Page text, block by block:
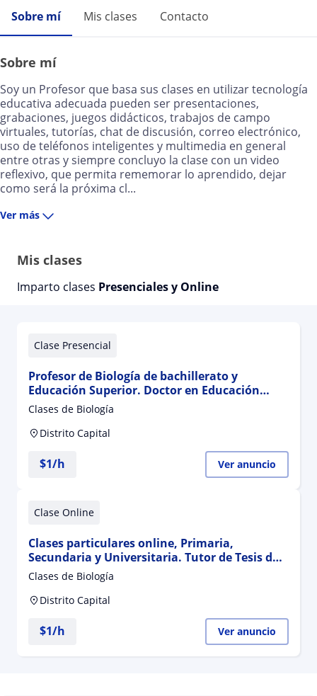
Sobre mí Mis clases Contacto
Sobre mí
Soy un Profesor que basa sus clases en utilizar tecnología
educativa adecuada pueden ser presentaciones,
grabaciones, juegos didácticos, trabajos de campo
virtuales, tutorías, chat de discusión, correo electrónico,
uso de teléfonos inteligentes y multimedia en general
entre otras y siempre concluyo la clase con un video
reflexivo, que permita rememorar lo aprendido, dejar
como será la próxima cl...
Ver más
Mis clases
Imparto clases Presenciales y Online
Clase Presencial
Profesor de Biología de bachillerato y
Educación Superior. Doctor en Educación
Asesor de Tesis
Clases de Biología
Distrito Capital
$1/h Ver anuncio
Clase Online
Clases particulares online, Primaria,
Secundaria y Universitaria. Tutor de Tesis de
Especialización, Maestría y Doctorado
Clases de Biología
Distrito Capital
$1/h Ver anuncio